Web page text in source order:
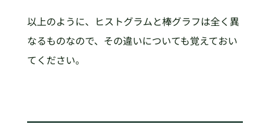
以上のように、ヒストグラムと棒グラフは全く異
なるものなので、その違いについても覚えておい
てください。